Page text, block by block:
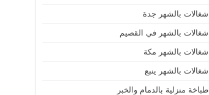
شغالات بالشهر جدة
شغالات بالشهر في القصيم
شغالات بالشهر مكة
شغالات بالشهر ينبع
طباخة منزلية بالدمام والخبر